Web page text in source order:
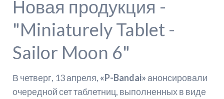
Новая продукция -
"Miniaturely Tablet -
Sailor Moon 6"
В четверг, 13 апреля, «P-Bandai»анонсировали
очередной сет таблетниц, выполненных в виде